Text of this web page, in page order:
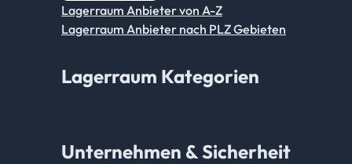
Lagerraum Anbieter von A-Z
Lagerraum Anbieter nach PLZ Gebieten
Lagerraum Kategorien
Unternehmen & Sicherheit